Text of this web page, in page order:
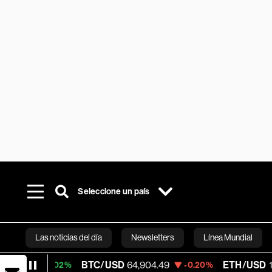
Seleccione un país
Las noticias del día Newsletters Línea Mundial
Bloomberg
BTC/USD 64,904.49 -0.20% ETH/USD 1,916.983